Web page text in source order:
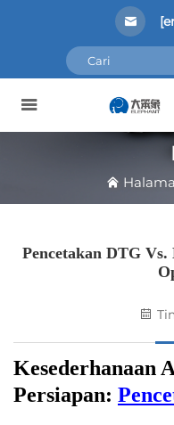
Pencetakan DTG
Kesederhanaan
Persiapan: